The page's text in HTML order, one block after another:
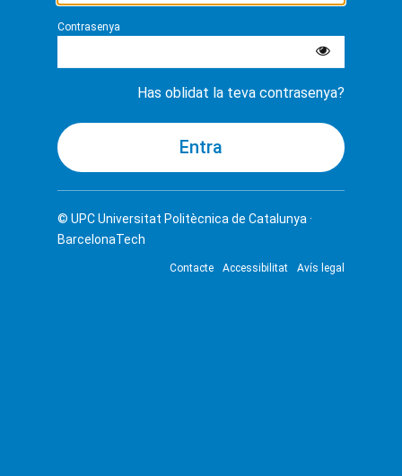
Contrasenya
Has oblidat la teva contrasenya?
© UPCUniversitat Politècnica de Catalunya ·
BarcelonaTech
Contacte Accessibilitat Avís legal